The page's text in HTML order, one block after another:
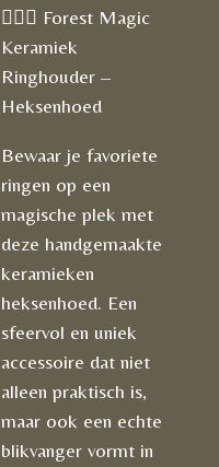
🧙🏻‍♀️ Forest Magic
Keramiek
Ringhouder –
Heksenhoed
Bewaar je favoriete
ringen op een
magische plek met
deze handgemaakte
keramieken
heksenhoed. Een
sfeervol en uniek
accessoire dat niet
alleen praktisch is,
maar ook een echte
blikvanger vormt in